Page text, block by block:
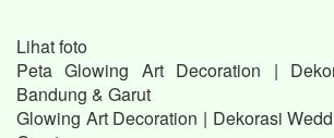
Lihat foto
Peta Glowing Art Decoration |
Bandung & Garut
Glowing Art Decoration | Dekorasi